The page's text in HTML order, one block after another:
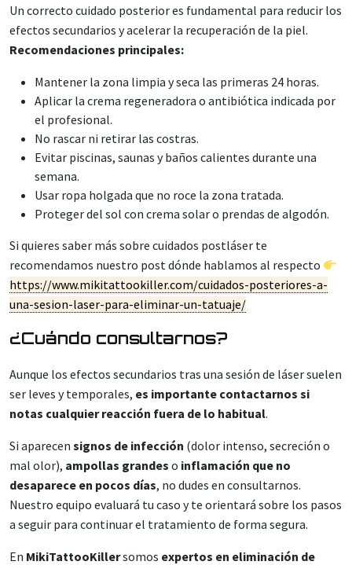
Un correcto cuidado posterior es fundamental para reducir los
efectos secundarios y acelerar la recuperación de la piel.
Recomendaciones principales:
Mantener la zona limpia y seca las primeras 24 horas.
Aplicar la crema regeneradora o antibiótica indicada por
el profesional.
No rascar ni retirar las costras.
Evitar piscinas, saunas y baños calientes durante una
semana.
Usar ropa holgada que no roce la zona tratada.
Proteger del sol con crema solar o prendas de algodón.
Si quieres saber más sobre cuidados postláser te
recomendamos nuestro post dónde hablamos al respecto
https://www.mikitattookiller.com/cuidados-posteriores-a-
una-sesion-laser-para-eliminar-un-tatuaje/
¿Cuándo consultarnos?
Aunque los efectos secundarios tras una sesión de láser suelen
ser leves y temporales, es importante contactarnos si
notas cualquier reacción fuera de lo habitual.
Si aparecen signos de infección (dolor intenso, secreción o
mal olor), ampollas grandes o inflamación que no
desaparece en pocos días, no dudes en consultarnos.
Nuestro equipo evaluará tu caso y te orientará sobre los pasos
a seguir para continuar el tratamiento de forma segura.
En MikiTattooKillersomos expertos en eliminación de